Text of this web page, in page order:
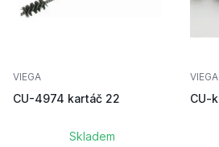
VIEGA
CU-4974 kartáč 22
Skladem
VIEGA
CU-